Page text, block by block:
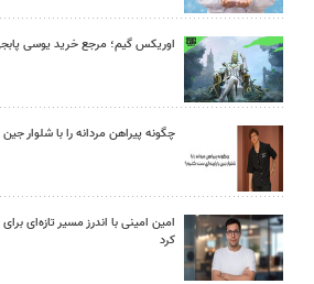
اوریکس گیم؛ مرجع خرید یوسی
چگونه پیراهن مردانه را با شلوار
امین امینی با اندرز مسیر تازه‌ای
کرد